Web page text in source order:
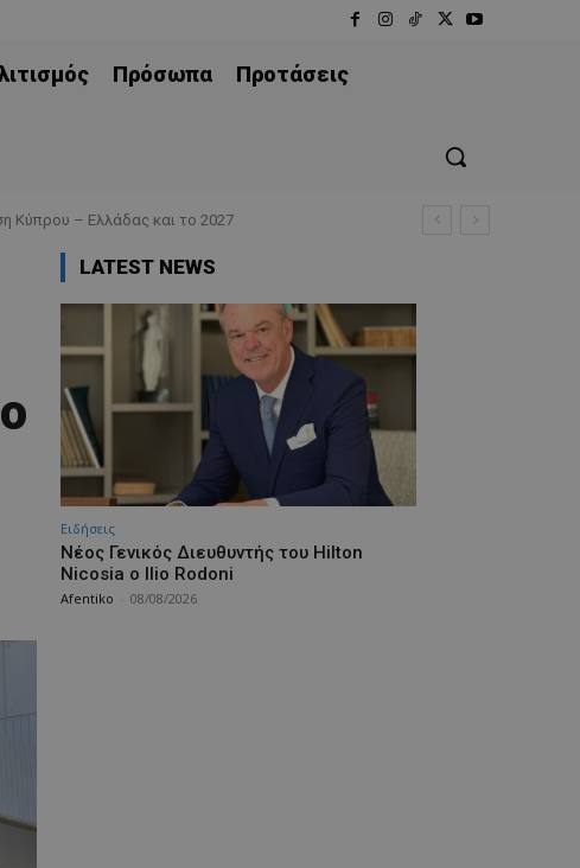
Πρόσωπα
Προτάσεις
Κύπρου – Ελλάδας και το 2027
LATEST NEWS
Ειδήσεις
Νέος Γενικός Διευθυντής του Hilton
Nicosia ο Ilio Rodoni
Afentiko 08/08/2026